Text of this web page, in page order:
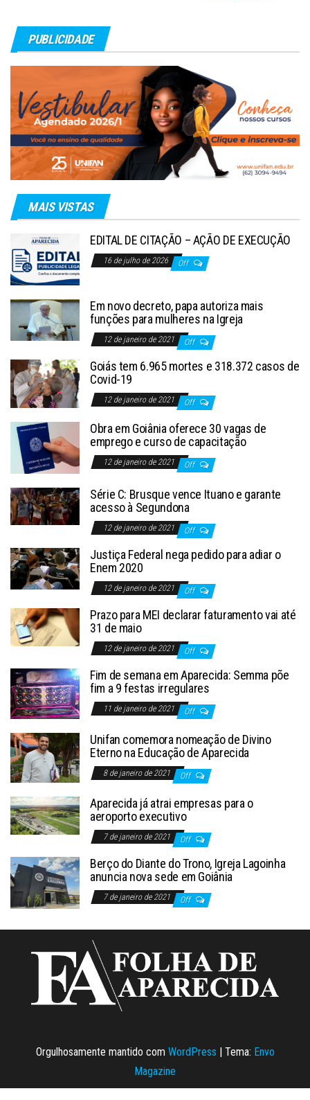
PUBLICIDADE
MAIS VISTAS
EDITAL DE CITAÇÃO – AÇÃO DE EXECUÇÃO
16 de julho de 2026 Off
Em novo decreto, papa autoriza mais
funções para mulheres na Igreja
12 de janeiro de 2021 Off
Goiás tem 6.965 mortes e 318.372 casos de
Covid-19
12 de janeiro de 2021 Off
Obra em Goiânia oferece 30 vagas de
emprego e curso de capacitação
12 de janeiro de 2021 Off
Série C: Brusque vence Ituano e garante
acesso à Segundona
12 de janeiro de 2021 Off
Justiça Federal nega pedido para adiar o
Enem 2020
12 de janeiro de 2021 Off
Prazo para MEI declarar faturamento vai até
31 de maio
12 de janeiro de 2021 Off
Fim de semana em Aparecida: Semma põe
fim a 9 festas irregulares
11 de janeiro de 2021 Off
Unifan comemora nomeação de Divino
Eterno na Educação de Aparecida
8 de janeiro de 2021 Off
Aparecida já atrai empresas para o
aeroporto executivo
7 de janeiro de 2021 Off
Berço do Diante do Trono, Igreja Lagoinha
anuncia nova sede em Goiânia
7 de janeiro de 2021 Off
Orgulhosamente mantido com WordPress Tema: Envo
Magazine